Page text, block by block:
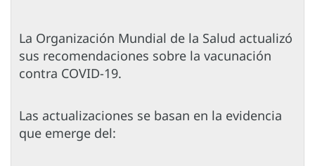
La Organización Mundial de la Salud actualizó
sus recomendaciones sobre la vacunación
contra COVID-19.
Las actualizaciones se basan en la evidencia
que emerge del: